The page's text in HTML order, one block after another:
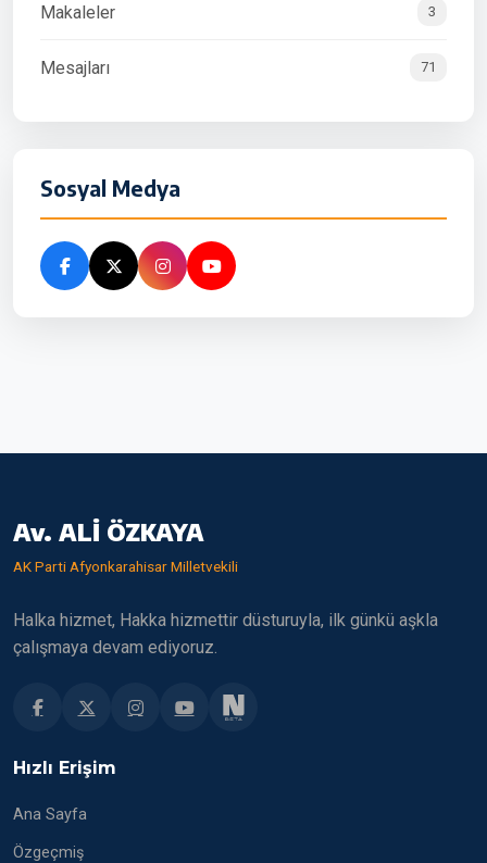
Makaleler 3
Mesajları 71
Sosyal Medya
Av. ALİ ÖZKAYA
AK Parti Afyonkarahisar Milletvekili
Halka hizmet, Hakka hizmettir düsturuyla, ilk günkü aşkla
çalışmaya devam ediyoruz.
Hızlı Erişim
Ana Sayfa
Özgeçmiş